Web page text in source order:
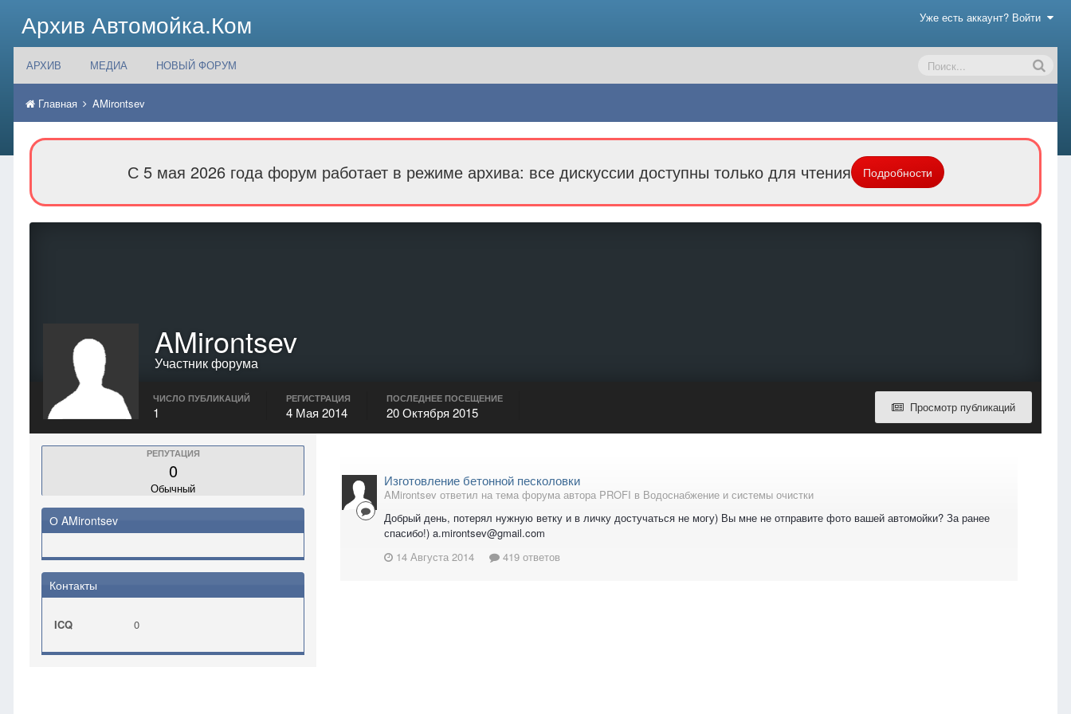
Архив Автомойка.Ком Уже есть аккаунт? Войти
АРХИВ МЕДИА НОВЫЙ ФОРУМ
Главная AMirontsev
С 5 мая 2026 года форум работает в режиме архива: все дискуссии доступны только для чтения Подробности
AMirontsev
Участник форума
Просмотр публикаций
ЧИСЛО ПУБЛИКАЦИЙ
1
РЕГИСТРАЦИЯ
4 Мая 2014
ПОСЛЕДНЕЕ ПОСЕЩЕНИЕ
20 Октября 2015
РЕПУТАЦИЯ
0
Обычный
О AMirontsev
Контакты
ICQ 0
Изготовление бетонной песколовки
AMirontsev ответил на тема форума автора PROFI в Водоснабжение и системы очистки
Добрый день, потерял нужную ветку и в личку достучаться не могу) Вы мне не отправите фото вашей автомойки? За ранее
спасибо!) a.mirontsev@gmail.com
14 Августа 2014
419 ответов